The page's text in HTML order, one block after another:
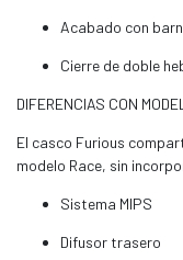
Acabado con
Cierre de doble
DIFERENCIAS CON
El casco Furious
modelo Race, sin
Sistema MIPS
Difusor trasero